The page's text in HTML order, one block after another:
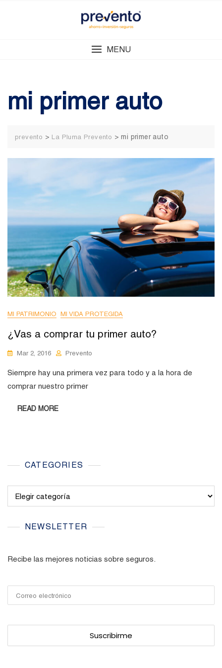
MENU
mi primer auto
prevento > La Pluma Prevento >mi primer auto
MI PATRIMONIO MI VIDA PROTEGIDA
¿Vas a comprar tu primer auto?
Mar 2, 2016 Prevento
Siempre hay una primera vez para todo y a la hora de
comprar nuestro primer
READ MORE
CATEGORIES
NEWSLETTER
Recibe las mejores noticias sobre seguros.